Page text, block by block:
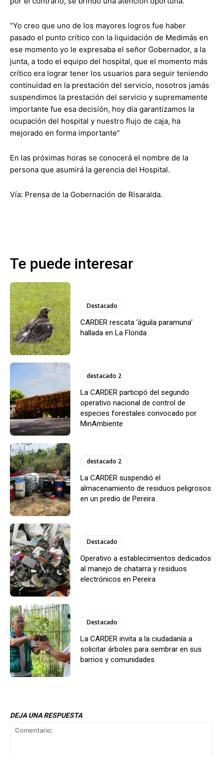
“Yo creo que uno de los mayores logros fue haber
pasado el punto crítico con la liquidación de Medimás en
ese momento yo le expresaba el señor Gobernador, a la
junta, a todo el equipo del hospital, que el momento más
crítico era lograr tener los usuarios para seguir teniendo
continuidad en la prestación del servicio, nosotros jamás
suspendimos la prestación del servicio y supremamente
importante fue esa decisión, hoy día garantizamos la
ocupación del hospital y nuestro flujo de caja, ha
mejorado en forma importante”
En las próximas horas se conocerá el nombre de la
persona que asumirá la gerencia del Hospital.
Vía: Prensa de la Gobernación de Risaralda.
Te puede interesar
Destacado
CARDER rescata ‘águila paramuna’
hallada en La Florida
destacado 2
La CARDER participó del segundo
operativo nacional de control de
especies forestales convocado por
MinAmbiente
destacado 2
La CARDER suspendió el
almacenamiento de residuos peligrosos
en un predio de Pereira
Destacado
Operativo a establecimientos dedicados
al manejo de chatarra y residuos
electrónicos en Pereira
Destacado
La CARDER invita a la ciudadanía a
solicitar árboles para sembrar en sus
barrios y comunidades
DEJA UNA RESPUESTA